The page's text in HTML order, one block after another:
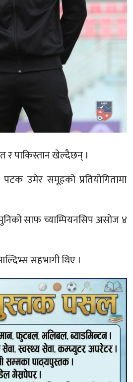
र पाकिस्तान खेल्दैछन् ।
उमेर समूहको प्रतियोगितामा
साफ च्याम्पियनसिप असोज ४
सहभागी थिए ।